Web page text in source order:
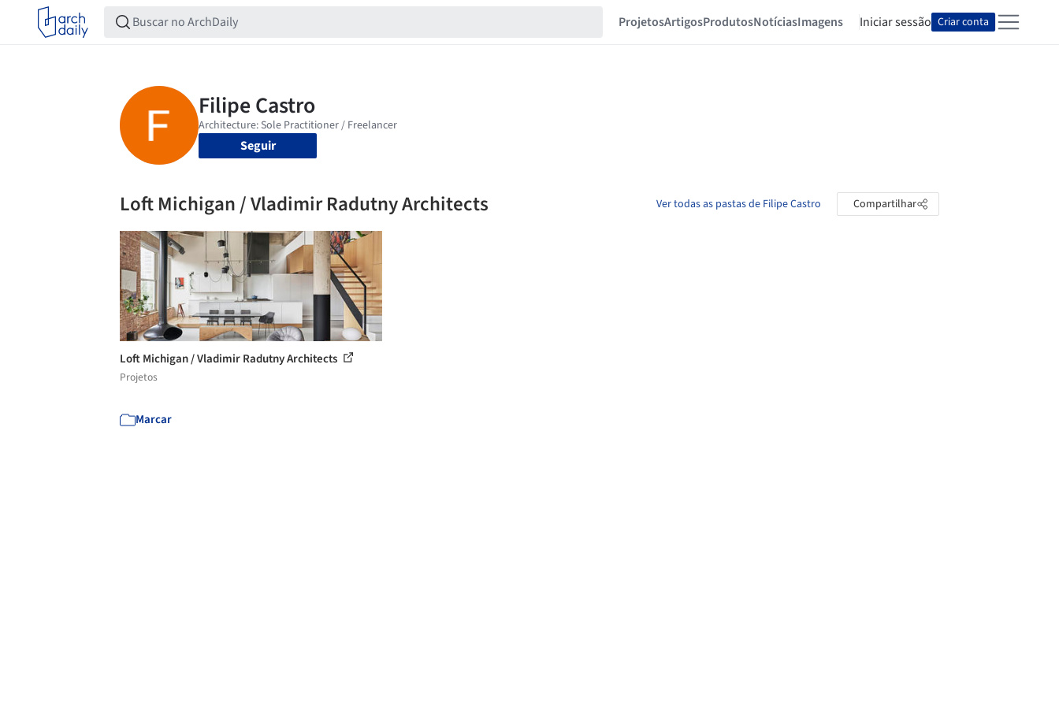
ProjetosArtigosProdutosNotíciasImagens Iniciar sessão Criar conta
Seguir
Loft Michigan / Vladimir Radutny Architects Ver todas as pastas de Filipe Castro Compartilhar
Loft Michigan / Vladimir Radutny Architects
Projetos
Marcar